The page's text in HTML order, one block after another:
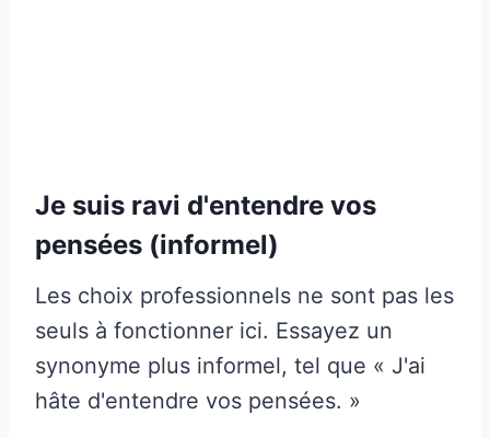
Je suis ravi d'entendre vos
pensées (informel)
Les choix professionnels ne sont pas les
seuls à fonctionner ici. Essayez un
synonyme plus informel, tel que « J'ai
hâte d'entendre vos pensées. »